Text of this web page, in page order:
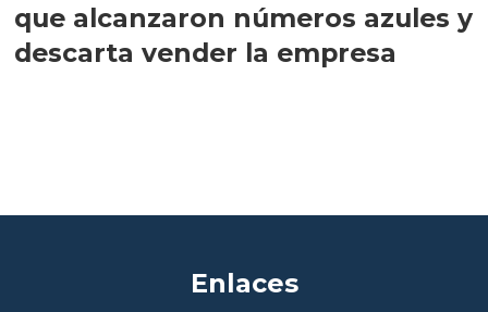
que alcanzaron números azules y
descarta vender la empresa
Enlaces